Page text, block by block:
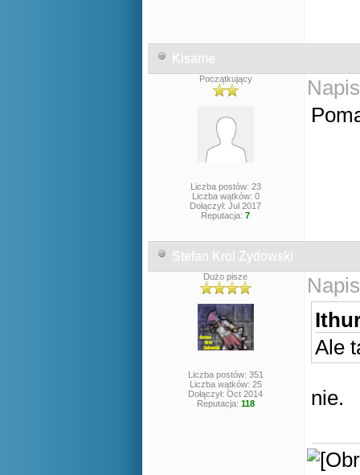
Kisame
Początkujący
Liczba postów: 23
Liczba wątków: 0
Dołączył: Jul 2017
Reputacja:7
Stefan Krol Zydowski
Dużo pisze
Liczba postów: 351
Liczba wątków: 25
Dołączył: Oct 2014
Reputacja: 118
Ale
nie.